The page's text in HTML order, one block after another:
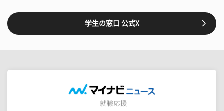
学生の窓口 公式X